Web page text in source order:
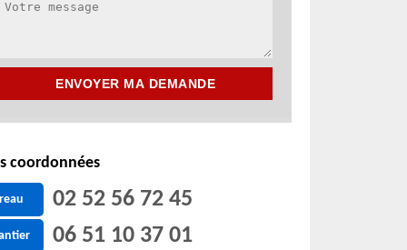
coordonnées
02 52 56 72 45
06 51 10 37 01